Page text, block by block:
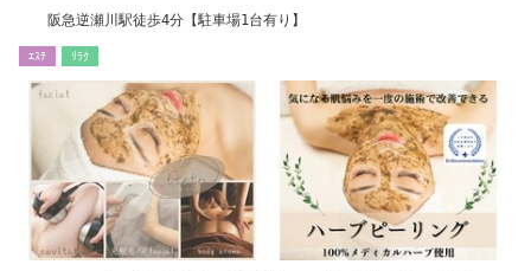
阪急逆瀬川駅徒歩4分【駐車場1台有り】
ｴｽﾃ ﾘﾗｸ